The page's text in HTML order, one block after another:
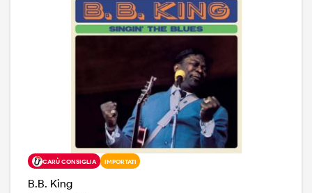
CARÙ CONSIGLIA IMPORTATI
B.B. King